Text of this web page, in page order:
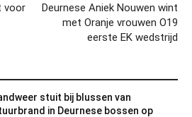
voor
Deurnese Aniek Nouwen wint
met Oranje vrouwen O19
eerste EK wedstrijd
stuit bij blussen van
in Deurnese bossen op